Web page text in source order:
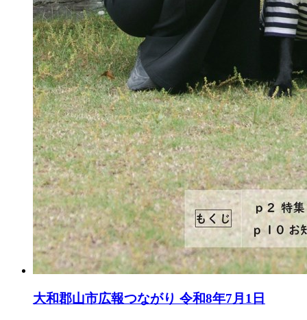
大和郡山市広報つながり 令和8年7月1日